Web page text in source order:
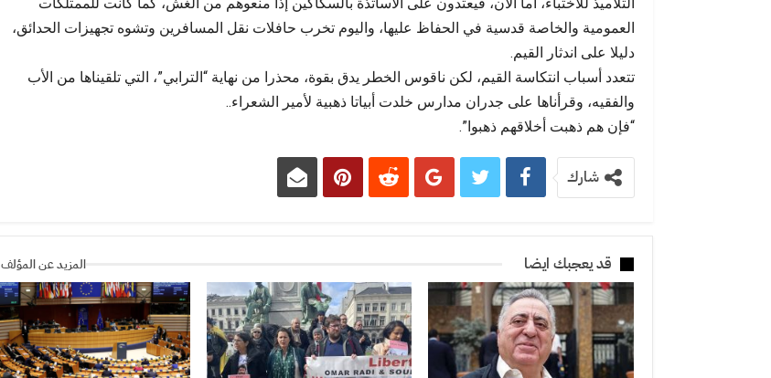
التلاميذ للاختباء، أما الآن، فيعتدون على الأساتذة بالسكاكين إذا منعوهم من الغش، كما كانت للممتلكات
العمومية والخاصة قدسية في الحفاظ عليها، واليوم تخرب حافلات نقل المسافرين وتشوه تجهيزات الحدائق،
دليلا على اندثار القيم.
تتعدد أسباب انتكاسة القيم، لكن ناقوس الخطر يدق بقوة، محذرا من نهاية “الترابي”، التي تلقيناها من الأب
والفقيه، وقرأناها على جدران مدارس خلدت أبياتا ذهبية لأمير الشعراء..
“فإن هم ذهبت أخلاقهم ذهبوا”.
شارك
قد يعجبك ايضا المزيد عن المؤلف